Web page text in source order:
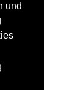
und